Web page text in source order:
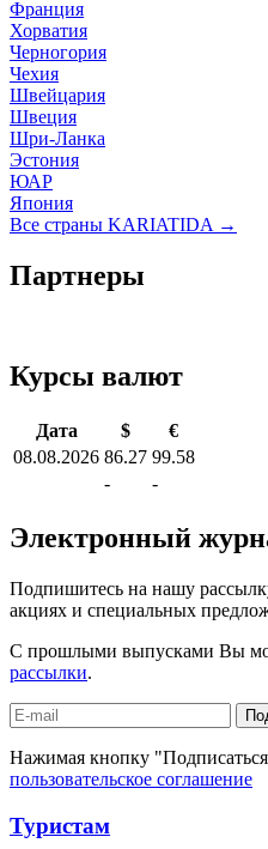
Франция
Хорватия
Черногория
Чехия
Швейцария
Швеция
Шри-Ланка
Эстония
ЮАР
Япония
Все страны KARIATIDA →
Партнеры
Курсы валют
Дата $
€
08.08.2026 86.27 99.58
-
-
Электронный
Подпишитесь на нашу
акциях и специальных
С прошлыми выпусками Вы
рассылки.
Нажимая кнопку
пользовательское соглашение
Туристам